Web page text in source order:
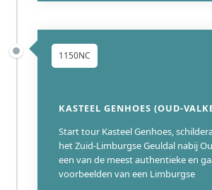
1150NC
KASTEEL GENHOES (OUD-
Start tour Kasteel Genhoes,
het Zuid-Limburgse Geuldal nabij
een van de meest authentieke en
voorbeelden van een Limburgse